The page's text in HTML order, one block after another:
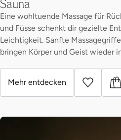
Sauna
Eine wohltuende Massage für
und Füsse schenkt dir gezielte
Leichtigkeit. Sanfte
bringen Körper und Geist wieder
Mehr entdecken